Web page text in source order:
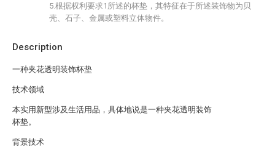
Description
一种夹花透明装饰杯垫
技术领域
本实用新型涉及生活用品，具体地说是一种夹花透明装饰
杯垫。
背景技术
5.根据权利要求1所述的杯垫，其特征在于所述装饰物为贝
壳、石子、金属或塑料立体物件。